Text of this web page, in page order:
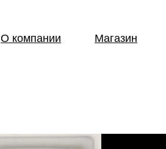
О компании Магазин